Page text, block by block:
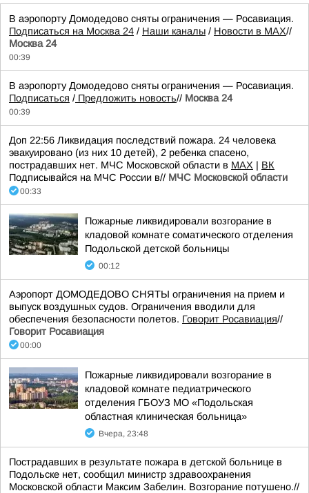
В аэропорту Домодедово сняты ограничения — Росавиация.
Подписаться на Москва 24 / Наши каналы / Новости в MAX//
Москва 24
00:39
В аэропорту Домодедово сняты ограничения — Росавиация.
Подписаться / Предложить новость// Москва 24
00:39
Доп 22:56 Ликвидация последствий пожара. 24 человека
эвакуировано (из них 10 детей), 2 ребенка спасено,
пострадавших нет. МЧС Московской области в MAX | ВК
Подписывайся на МЧС России в// МЧС Московской области
00:33
Пожарные ликвидировали возгорание в
кладовой комнате соматического отделения
Подольской детской больницы
00:12
Аэропорт ДОМОДЕДОВО СНЯТЫ ограничения на прием и
выпуск воздушных судов. Ограничения вводили для
обеспечения безопасности полетов. Говорит Росавиация//
Говорит Росавиация
00:00
Пожарные ликвидировали возгорание в
кладовой комнате педиатрического
отделения ГБОУЗ МО «Подольская
областная клиническая больница»
Вчера, 23:48
Пострадавших в результате пожара в детской больнице в
Подольске нет, сообщил министр здравоохранения
Московской области Максим Забелин. Возгорание потушено.//